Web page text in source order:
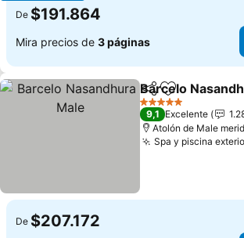
De $191.864
Mira precios de 3 páginas
CompartirAgregar a
Barcelo
5 Estrellas
9,1 Excelente
Atolón de Male
Spa y piscina
De $207.172